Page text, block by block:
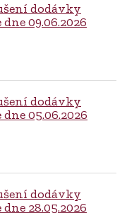
dodávky
09.06.2026
dodávky
05.06.2026
dodávky
28.05.2026